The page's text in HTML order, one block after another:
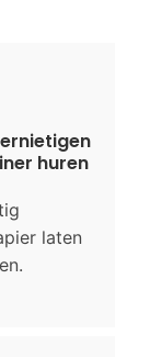
huren
laten